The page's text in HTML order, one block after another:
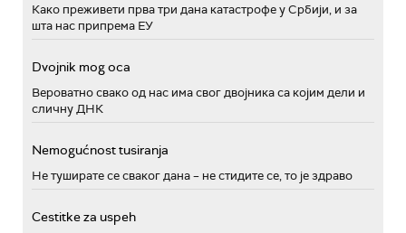
Како преживети прва три дана катастрофе у Србији, и за
шта нас припрема ЕУ
Dvojnik mog oca
Вероватно свако од нас има свог двојника са којим дели и
сличну ДНК
Nemogućnost tusiranja
Не туширате се сваког дана – не стидите се, то је здраво
Cestitke za uspeh